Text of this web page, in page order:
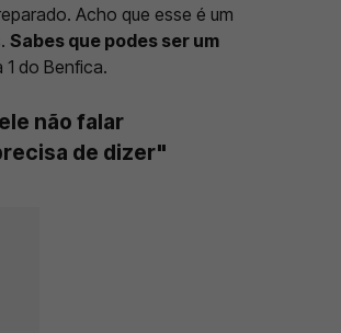
Acho que esse é um
Sabes que podes ser um
1 do Benfica.
não falar
de dizer"